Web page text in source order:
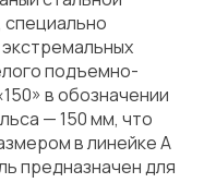
подъемно-
в обозначении
— 150 мм, что
в линейке A
предназначен для